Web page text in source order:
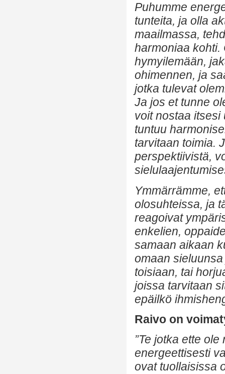
Puhumme
tunteita, ja olla
maailmassa,
harmoniaa kohti.
hymyilemään,
ohimennen, ja
jotka tulevat
Ja jos et tunne
voit nostaa itsesi
tuntuu
tarvitaan toimia.
perspektiivistä,
Ymmärrämme,
olosuhteissa, ja
reagoivat
enkelien,
samaan aikaan
omaan
toisiaan, tai
joissa tarvitaan
epäilkö
Raivo on
”Te jotka ette
energeettisesti
ovat tuollaisissa